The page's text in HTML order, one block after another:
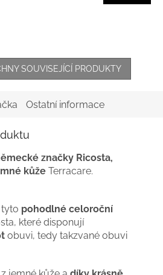
SOUVISEJÍCÍ PRODUKTY
Ostatní informace
značky Ricosta,
kůže Terracare.
pohodlné celoroční
které disponují
obuvi, tedy takzvané obuvi